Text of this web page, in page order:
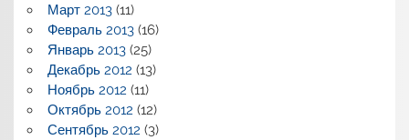
Март 2013(11)
Февраль 2013(16)
Январь 2013(25)
Декабрь 2012 (13)
Ноябрь 2012 (11)
Октябрь 2012 (12)
Сентябрь 2012 (3)